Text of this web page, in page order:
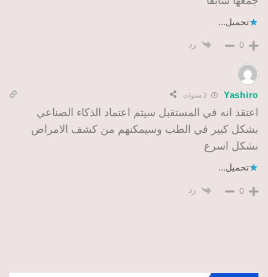
تحميل...
0 رد
Yashiro
اعتقد انه في المستقبل سيتم اعتماد الذكاء الصناعي
بشكل كبير في الطب وسيمكنهم من كشف الامراض
بشكل اسرع
تحميل...
0 رد